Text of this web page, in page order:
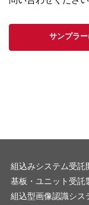
サンプラ
組込みシステム受託
基板・ユニット受託
組込型画像認識シス